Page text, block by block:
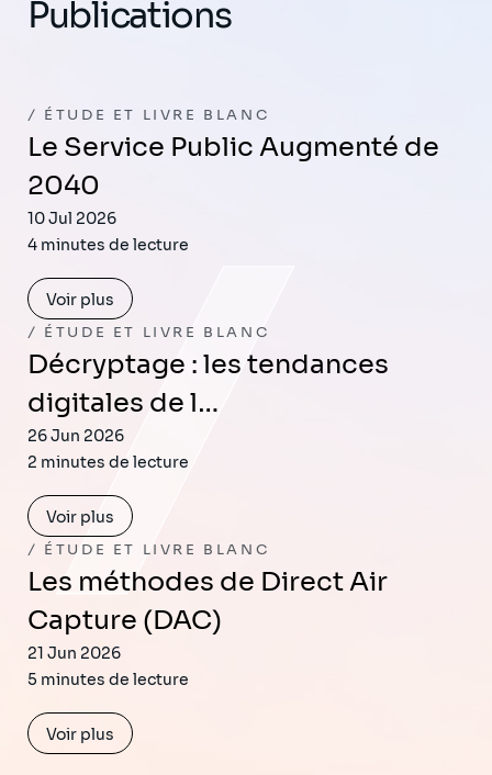
Publications
ÉTUDE ET LIVRE BLANC
Le Service Public Augmenté de
2040
10 Jul 2026
4 minutes de lecture
Voir plus
ÉTUDE ET LIVRE BLANC
Décryptage : les tendances
digitales de l…
26 Jun 2026
2 minutes de lecture
Voir plus
ÉTUDE ET LIVRE BLANC
Les méthodes de Direct Air
Capture (DAC)
21 Jun 2026
5 minutes de lecture
Voir plus